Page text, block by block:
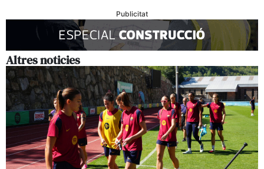
Publicitat
Altres noticies